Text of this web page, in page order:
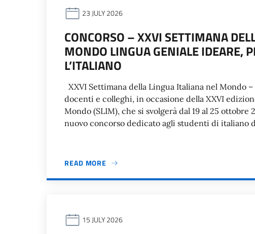
23 JULY 2026
CONCORSO – XXVI SETTIMANA
MONDO LINGUA GENIALE IDEARE,
L’ITALIANO
XXVI Settimana della Lingua Italiana nel Mondo
docenti e colleghi, in occasione della XXVI
Mondo (SLIM), che si svolgerà dal 19 al 25
nuovo concorso dedicato agli studenti di italiano
READ MORE
15 JULY 2026